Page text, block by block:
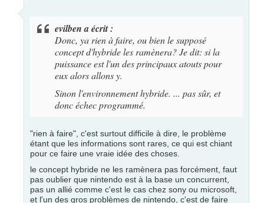
evilben a écrit :
Donc, ya rien à faire, ou bien le supposé
concept d'hybride les ramènera? Je dit: si la
puissance est l'un des principaux atouts pour
eux alors allons y.
Sinon l'environnement hybride. ... pas sûr, et
donc échec programmé.
"rien à faire", c'est surtout difficile à dire, le problème
étant que les informations sont rares, ce qui est chiant
pour ce faire une vraie idée des choses.
le concept hybride ne les ramènera pas forcément, faut
pas oublier que nintendo est à la base un concurrent,
pas un allié comme c'est le cas chez sony ou microsoft,
et l'un des gros problèmes de nintendo, c'est de faire